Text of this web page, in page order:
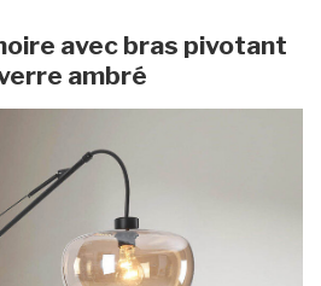
avec bras pivotant
ambré